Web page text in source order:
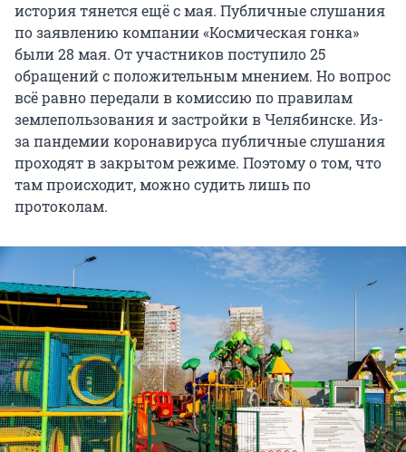
история тянется ещё с мая. Публичные слушания
по заявлению компании «Космическая гонка»
были 28 мая. От участников поступило 25
обращений с положительным мнением. Но вопрос
всё равно передали в комиссию по правилам
землепользования и застройки в Челябинске. Из-
за пандемии коронавируса публичные слушания
проходят в закрытом режиме. Поэтому о том, что
там происходит, можно судить лишь по
протоколам.